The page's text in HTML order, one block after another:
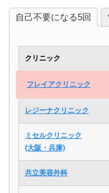
自己不要になる5回
クリニック
フレイアクリニック
レジーナクリニック
ミセルクリニック
(大阪・兵庫)
共立美容外科